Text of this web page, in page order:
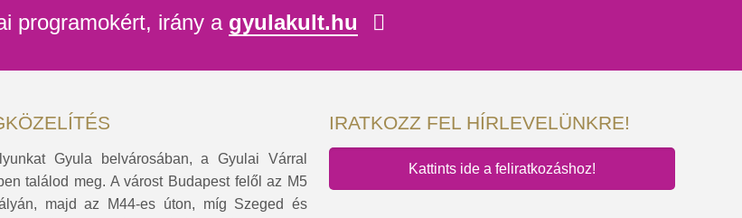
programokért, irány a gyulakult.hu
Gyula belvárosában, a Gyulai Várral
találod meg. A várost Budapest felől az M5
majd az M44-es úton, míg Szeged és
IRATKOZZ FEL HÍRLEVELÜNKRE!
Kattints ide a feliratkozáshoz!